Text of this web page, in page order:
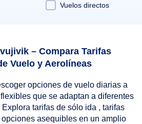
Vuelos directos
– Compara Tarifas
Vuelo y Aerolíneas
opciones de vuelo diarias a
que se adaptan a diferentes
tarifas de sólo ida , tarifas
asequibles en un amplio